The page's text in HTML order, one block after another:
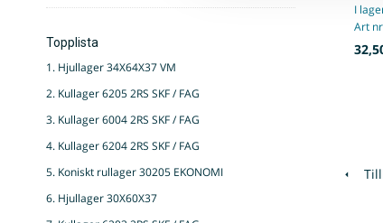
Topplista
1. Hjullager 34X64X37 VM
2. Kullager 6205 2RS SKF / FAG
3. Kullager 6004 2RS SKF / FAG
4. Kullager 6204 2RS SKF / FAG
5. Koniskt rullager 30205 EKONOMI
6. Hjullager 30X60X37
I
Art